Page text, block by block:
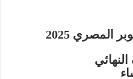
المصري 2025